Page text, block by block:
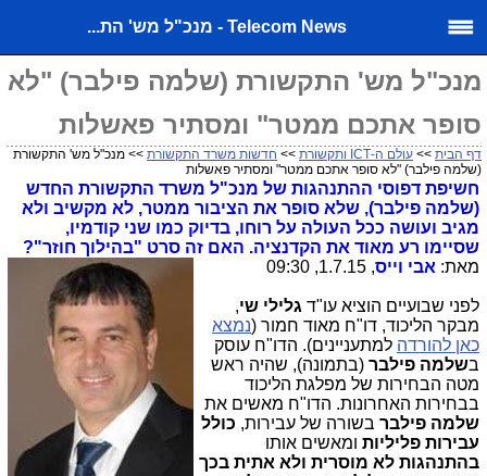
Telecom News - מנכ"ל מש' הת...
מנכ"ל מש' התקשורת (שלמה פילבר) "לא
סופר אתכם ממטר" ומסתיר פאשלות
דף הבית >> עולם ה-ICT ותקשורת >> חדשות משרד התקשורת >> מנכ"ל מש' התקשורת
(שלמה פילבר) "לא סופר אתכם ממטר" ומסתיר פאשלות
חשיפת דפוסי ההתנהגות של מנכ"ל משרד התקשורת החדש
(שלמה פילבר), שלא סופר את הציבור ממטר, לא מקשיב ולא
מגיב ועושה ככל העולה על רוחו, בדיוק כמו שני קודמיו,
שסיימו רע מאוד את הקדנציה. האם זה סרט "בהילוך חוזר"?
מאת: אבי וייס, 1.7.15, 09:30
לפני שבועיים הוציא עו"ד גלילי שי,
מבקר הליכוד, דו"ח מאוד חמור (נמצא
כאן להורדה למתעניינים). הדו"ח עוסק
בשלמה פילבר (בתמונה), שהיה ראש
מטה הבחירות של מפלגת הליכוד
בבחירות האחרונות. הדו"ח מאשים את
שלמה פילבר בשורה של עבירות, כולל
עבירות פליליות ומאשים אותו
בהתנהגות לא מוסרית ולא אתית בכך